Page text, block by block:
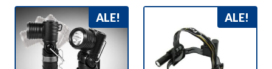
ALE! ALE!